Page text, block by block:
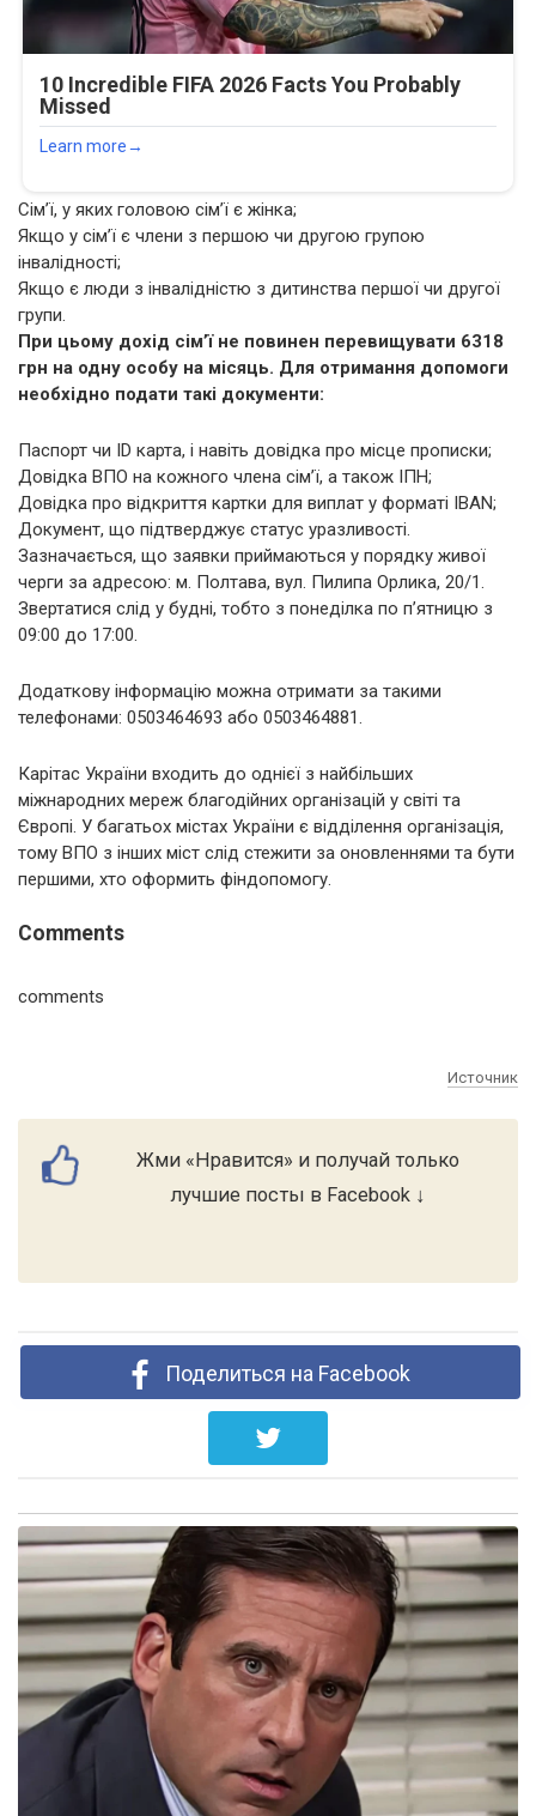
Сім’ї, у яких головою сім’ї є жінка;
Якщо у сім’ї є члени з першою чи другою групою
інвалідності;
Якщо є люди з інвалідністю з дитинства першої чи другої
групи.
При цьому дохід сім’ї не повинен перевищувати 6318
грн на одну особу на місяць. Для отримання допомоги
необхідно подати такі документи:
Паспорт чи ID карта, і навіть довідка про місце прописки;
Довідка ВПО на кожного члена сім’ї, а також ІПН;
Довідка про відкриття картки для виплат у форматі IBAN;
Документ, що підтверджує статус уразливості.
Зазначається, що заявки приймаються у порядку живої
черги за адресою: м. Полтава, вул. Пилипа Орлика, 20/1.
Звертатися слід у будні, тобто з понеділка по п’ятницю з
09:00 до 17:00.
Додаткову інформацію можна отримати за такими
телефонами: 0503464693 або 0503464881.
Карітас України входить до однієї з найбільших
міжнародних мереж благодійних організацій у світі та
Європі. У багатьох містах України є відділення організація,
тому ВПО з інших міст слід стежити за оновленнями та бути
першими, хто оформить фіндопомогу.
Comments
comments
Источник
Жми «Нравится» и получай только
лучшие посты в Facebook ↓
Поделиться на Facebook